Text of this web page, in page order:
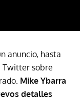
anuncio, hasta
Twitter sobre
Mike Ybarra
detalles